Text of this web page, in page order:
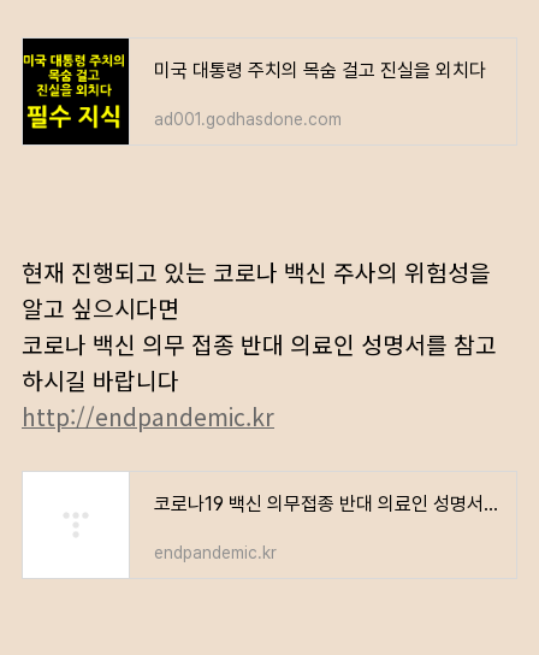
미국 대통령 주치의 목숨 걸고 진실을 외치다
ad001.godhasdone.com
현재 진행되고 있는 코로나 백신 주사의 위험성을
알고 싶으시다면
코로나 백신 의무 접종 반대 의료인 성명서를 참고
하시길 바랍니다
http://endpandemic.kr
코로나19 백신 의무접종 반대 의료인 성명서 – 전국민 서명 운동
endpandemic.kr